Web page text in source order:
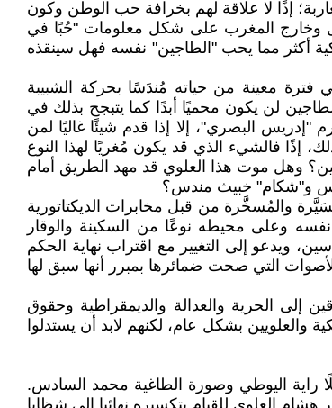
إذًا لا علاقة لهم بخرافة حب الوطن وكون
وخارج المغرب على شكل معلومات "حُبًا في
أكثر مما يحب "الطاجين" نفسه فهل سينقذه
معينة من حياته مُندَسًا بحركة الشبيبة
لن يكون محميًا أبدًا كما يتبجح بذلك في
البصري"، إلا إذا قدم شيئًا غاليًا لمن
إذًا فالشيء الذي قد يكون مُغريًا لهذا النوع
وهل موت هذا العلوي قد مهد الطريق أمام
و"شكام" خبيث مندس؟
والمُسخَّرة من قبل مخابرات الديكتاتورية
وعلى محيطه نوعًا من السكينة والوقار
ويدعو إلى التغيير مع اقتراب نهاية الحكم
التي صحت ضمائرها بمبرر أنها سبق لها
إلى الحرية والعدالة والديمقراطية وحقوق
والعلويين بشكل عام، لكنهم لابد أن يستدلوا
راية اليوطي وصورة الطاغية محمد السادس.